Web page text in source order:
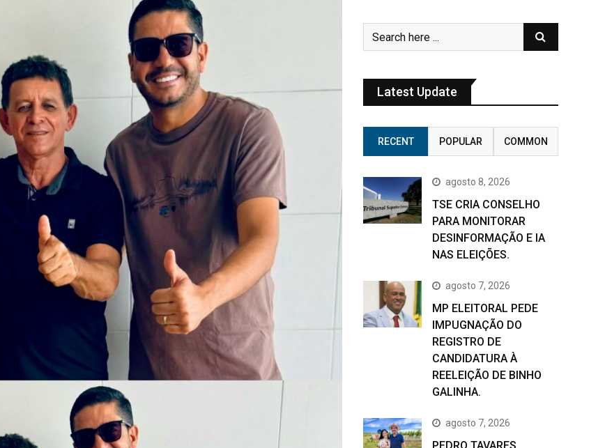
Latest Update
RECENT POPULAR COMMON
agosto 8, 2026
TSE CRIA CONSELHO
PARA MONITORAR
DESINFORMAÇÃO E IA
NAS ELEIÇÕES.
agosto 7, 2026
MP ELEITORAL PEDE
IMPUGNAÇÃO DO
REGISTRO DE
CANDIDATURA À
REELEIÇÃO DE BINHO
GALINHA.
agosto 7, 2026